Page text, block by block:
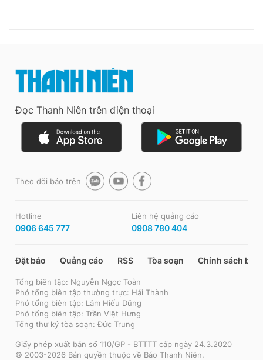
Đọc Thanh Niên trên điện thoại
Theo dõi báo trên
Hotline
0906 645 777
Liên hệ quảng cáo
0908 780 404
Đặt báo Quảng cáo RSS Tòa soạn Chính sách bảo
Tổng biên tập: Nguyễn Ngọc Toàn
Phó tổng biên tập thường trực: Hải Thành
Phó tổng biên tập: Lâm Hiếu Dũng
Phó tổng biên tập: Trần Việt Hưng
Tổng thư ký tòa soạn: Đức Trung
Giấy phép xuất bản số 110/GP - BTTTT cấp ngày 24.3.2020
© 2003-2026 Bản quyền thuộc về Báo Thanh Niên.